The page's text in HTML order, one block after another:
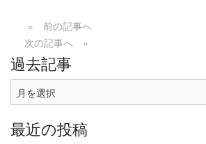
« 前の記事へ
次の記事へ »
過去記事
過
去
事
最近の投稿